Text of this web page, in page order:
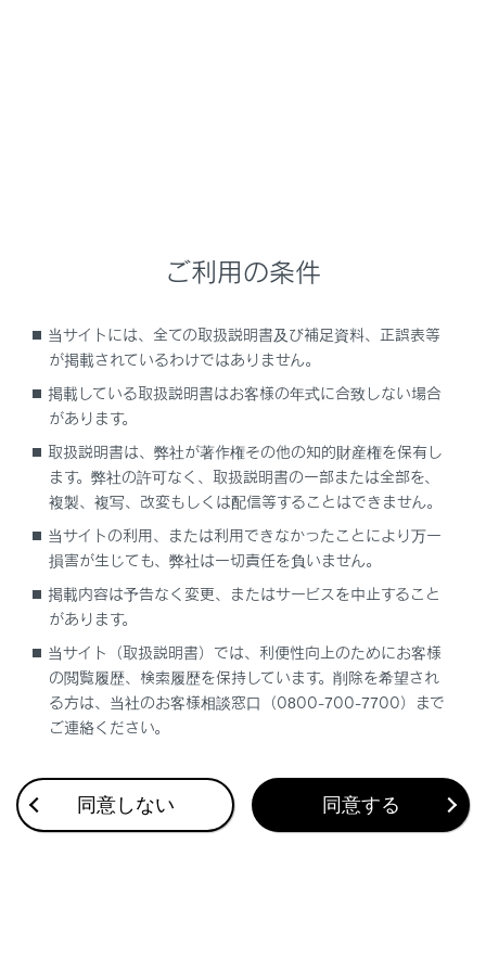
ドライバー異常時対応システム
合わせて見られているページ
Lexus Teammate Advanced Park
低速時に障害物との接近を検知してブレーキをかける
最適な車間距離を保って追従走行する
ご利用の条件
当サイトには、全ての取扱説明書及び補足資料、正誤表等
が掲載されているわけではありません。
掲載している取扱説明書はお客様の年式に合致しない場合
があります。
取扱説明書は、弊社が著作権その他の知的財産権を保有し
ます。弊社の許可なく、取扱説明書の一部または全部を、
複製、複写、改変もしくは配信等することはできません。
当サイトの利用、または利用できなかったことにより万一
損害が生じても、弊社は一切責任を負いません。
掲載内容は予告なく変更、またはサービスを中止すること
があります。
当サイト（取扱説明書）では、利便性向上のためにお客様
の閲覧履歴、検索履歴を保持しています。削除を希望され
る方は、当社のお客様相談窓口（0800-700-7700）まで
ご連絡ください。
同意しない 同意する